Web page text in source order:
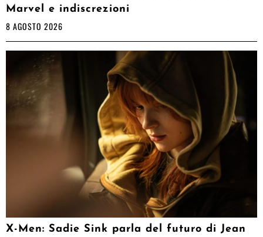
Marvel e indiscrezioni
8 AGOSTO 2026
X-Men: Sadie Sink parla del futuro di Jean